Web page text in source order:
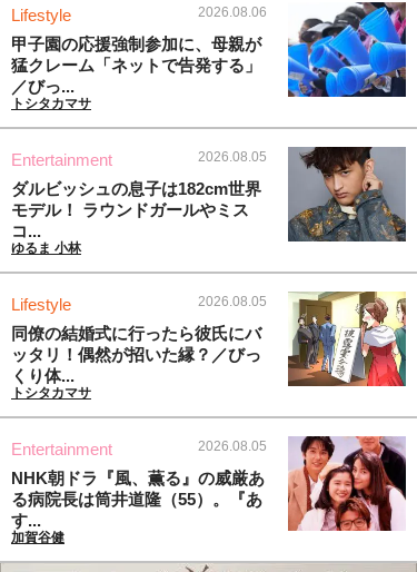
Lifestyle 2026.08.06
甲子園の応援強制参加に、母親が
猛クレーム「ネットで告発する」
／びっ...
トシタカマサ
Entertainment 2026.08.05
ダルビッシュの息子は182cm世界
モデル！ ラウンドガールやミス
コ...
ゆるま 小林
Lifestyle 2026.08.05
同僚の結婚式に行ったら彼氏にバ
ッタリ！偶然が招いた縁？／びっ
くり体...
トシタカマサ
Entertainment 2026.08.05
NHK朝ドラ『風、薫る』の威厳あ
る病院長は筒井道隆（55）。『あ
す...
加賀谷健